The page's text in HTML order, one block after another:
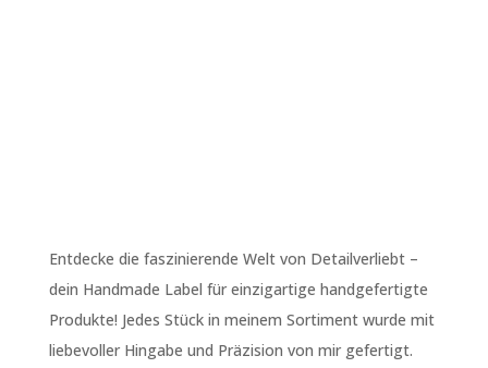
Entdecke die faszinierende Welt von Detailverliebt –
dein Handmade Label für einzigartige handgefertigte
Produkte! Jedes Stück in meinem Sortiment wurde mit
liebevoller Hingabe und Präzision von mir gefertigt.